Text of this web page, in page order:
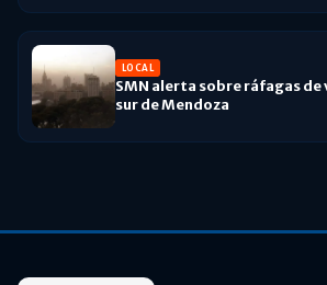
LOCAL
SMN alerta sobre ráfagas de
sur de Mendoza